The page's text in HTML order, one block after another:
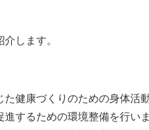
します。
健康づくりのための身体活
するための環境整備を行い